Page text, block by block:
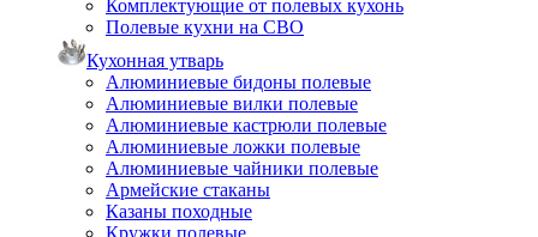
Комплектующие от полевых кухонь
Полевые кухни на СВО
Кухонная утварь
Алюминиевые бидоны полевые
Алюминиевые вилки полевые
Алюминиевые кастрюли полевые
Алюминиевые ложки полевые
Алюминиевые чайники полевые
Армейские стаканы
Казаны походные
Кружки полевые